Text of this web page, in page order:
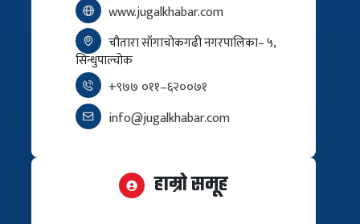
www.jugalkhabar.com
चौतारा साँगाचोकगढी नगरपालिका– ५,
सिन्धुपाल्चोक
+९७७ ०११–६२००७१
info@jugalkhabar.com
हाम्रो समूह